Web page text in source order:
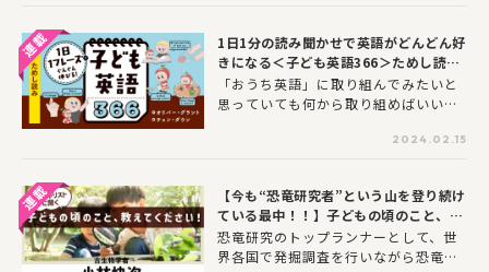
いたいところではありますが、集中力
す・・・！そんな長男への、母なりの
対処法のお話です。
1日1分の読み聞かせで英語がどんどん好
きになる＜子ども英語366＞ためし読み
②「おうち英語」に取り組んでみたいと
思っていても何から取り組めばいいの
日1フレーズの読み聞かせ。ネイティブ
が普段使っている身近なフレーズを1日
慣が身につけられます。ぜひ声に出し
て読んでみましょう！第2回は7月のテ
ーマ「MANNERS」からご紹介します。
2024.02.15
【今も“恐竜研究者”という山を登り続け
ている最中！！】子どもの頃のこと、教
えてください！第7回「古生物学者・小
林快次」
恐竜研究のトップランナーとして、世
界各国で発掘調査を行いながら恐竜の